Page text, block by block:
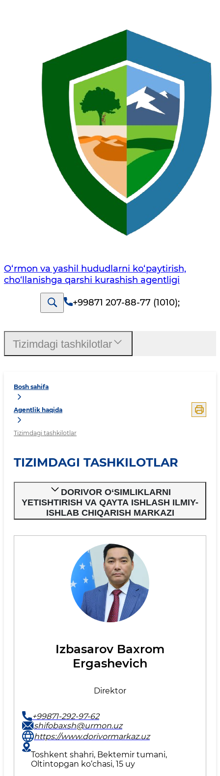
O‘rmon va yashil hududlarni ko‘paytirish,
cho‘llanishga qarshi kurashish agentligi
+99871 207-88-77 (1010);
Bosh sahifa
Agentlik haqida
Tizimdagi tashkilotlar
TIZIMDAGI TASHKILOTLAR
DORIVOR O‘SIMLIKLARNI
YETISHTIRISH VA QAYTA ISHLASH ILMIY-
ISHLAB CHIQARISH MARKAZI
Izbasarov Baxrom
Ergashevich
Direktor
+99871-292-97-62
shifobaxsh@urmon.uz
https://www.dorivormarkaz.uz
Toshkent shahri, Bektemir tumani,
Oltintopgan ko‘chasi, 15 uy
Tizimdagi tashkilotlar